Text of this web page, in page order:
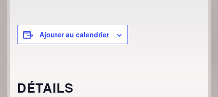
Ajouter au calendrier
DÉTAILS